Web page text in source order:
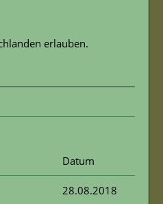
erlauben.
Datum
28.08.2018